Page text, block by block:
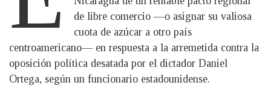
de libre comercio —o asignar su valiosa
cuota de azúcar a otro país
centroamericano— en respuesta a la arremetida contra la
oposición política desatada por el dictador Daniel
Ortega, según un funcionario estadounidense.